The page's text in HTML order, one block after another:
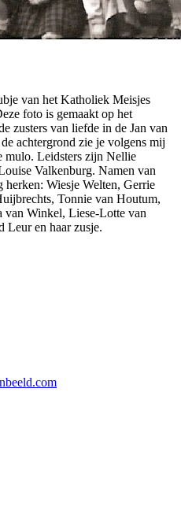
van het Katholiek Meisjes
foto is gemaakt op het
zusters van liefde in de Jan van
achtergrond zie je volgens mij
mulo. Leidsters zijn Nellie
Valkenburg. Namen van
herken: Wiesje Welten, Gerrie
Tonnie van Houtum,
van Winkel, Liese-Lotte van
Leur en haar zusje.